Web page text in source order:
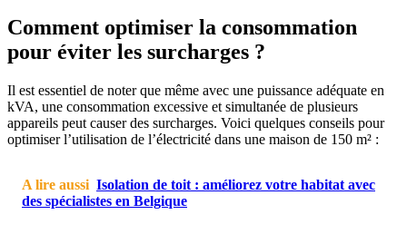
Comment optimiser la consommation
pour éviter les surcharges ?
Il est essentiel de noter que même avec une puissance adéquate en
kVA, une consommation excessive et simultanée de plusieurs
appareils peut causer des surcharges. Voici quelques conseils pour
optimiser l’utilisation de l’électricité dans une maison de 150 m² :
A lire aussi Isolation de toit : améliorez votre habitat avec
des spécialistes en Belgique